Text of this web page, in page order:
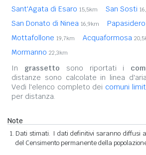
Sant'Agata di Esaro 15,5km San Sosti
San Donato di Ninea 16,9km Papasidero
Mottafollone 19,7km Acquaformosa
Mormanno 22,3km
In grassetto sono riportati i
distanze sono calcolate in linea
Vedi l'elenco completo dei comuni
per distanza.
Note
Dati stimati. I dati definitivi saranno diffusi
del Censimento permanente della